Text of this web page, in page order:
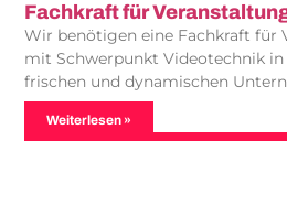
Fachkraft für
Wir benötigen eine Fachkraft für
mit Schwerpunkt Videotechnik
frischen und dynamischen
Weiterlesen »